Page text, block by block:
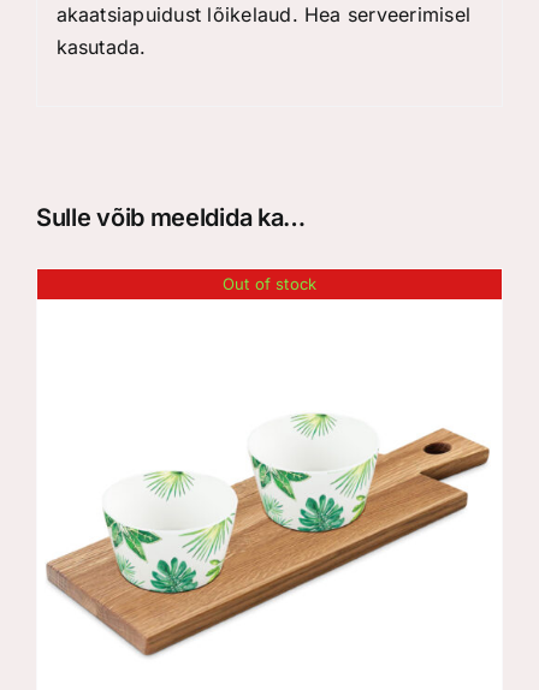
akaatsiapuidust lõikelaud. Hea serveerimisel
kasutada.
Sulle võib meeldida ka…
Out of stock